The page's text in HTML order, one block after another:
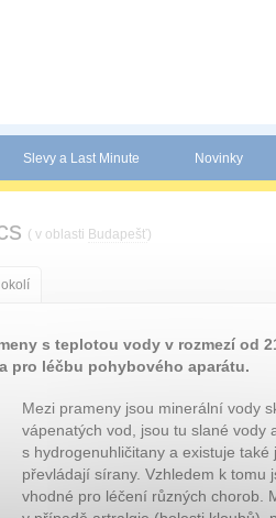
Slevy a Last Minute Novinky
( v oblasti Budapešť)
s teplotou vody v rozmezí od
pro léčbu pohybového aparátu.
Mezi prameny jsou minerální vody
vápenatých vod, jsou tu slané vody
s hydrogenuhli­čitany a existuje také
převládají sírany. Vzhledem k tomu
vhodné pro léčení různých chorob.